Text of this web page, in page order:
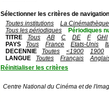
Sélectionner les critères de
Toutes institutions
La
Tous les périodiques
Périodiques
TITRE
Tous AB C DE F
GHI
PAYS
Tous France Etats-Unis
DECENNIE
Toutes <1900
1900
LANGUE
Toutes Français
Réinitialiser les critères
Centre National du Cinéma et de